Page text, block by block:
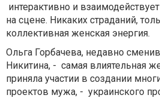
интерактивно и
на сцене. Никаких страданий,
коллективная женская энергия.
Ольга Горбачева, недавно
Никитина, - самая влиятельная
приняла участии в создании
проектов мужа, - украинского